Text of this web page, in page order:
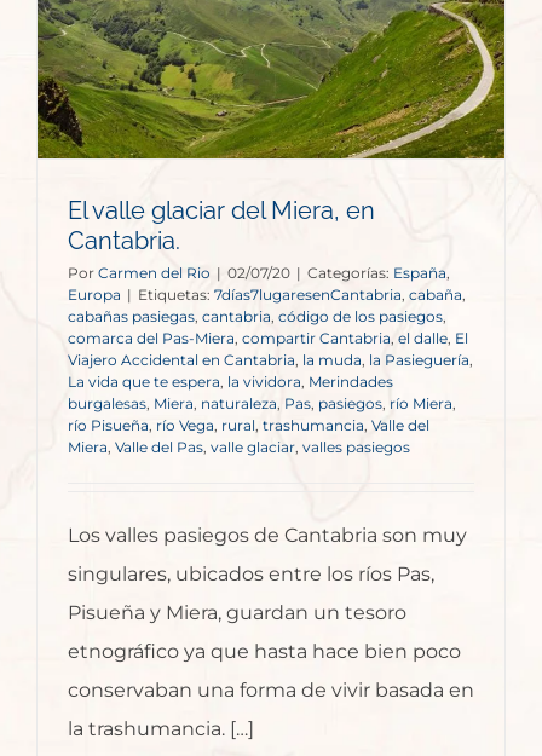
El valle glaciar del Miera, en
Cantabria.
Por Carmen del Rio | 02/07/20 | Categorías: España,
Europa | Etiquetas: 7días7lugaresenCantabria, cabaña,
cabañas pasiegas cantabria, código de los pasiegos,
comarca del Pas-Miera compartir Cantabria, el dalle El
Viajero Accidental en Cantabria la muda, la Pasieguería,
La vida que te espera la vividora Merindades
burgalesas, Miera naturaleza, Pas pasiegos río Miera
río Pisueña, río Vega rural, trashumancia Valle del
Miera, Valle del Pas valle glaciar valles pasiegos
Los valles pasiegos de Cantabria son muy
singulares, ubicados entre los ríos Pas,
Pisueña y Miera, guardan un tesoro
etnográfico ya que hasta hace bien poco
conservaban una forma de vivir basada en
la trashumancia. […]